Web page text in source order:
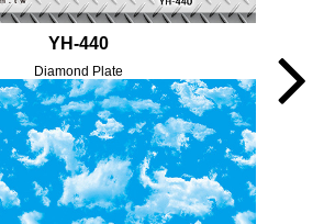
YH-440
Diamond Plate